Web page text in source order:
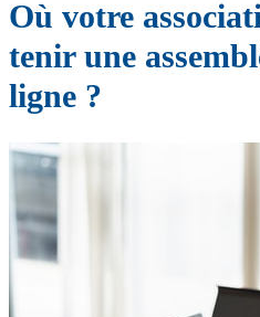
Où votre
tenir une
ligne ?